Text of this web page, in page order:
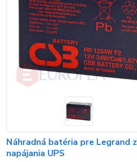
Náhradná batéria pre Legrand
napájania UPS